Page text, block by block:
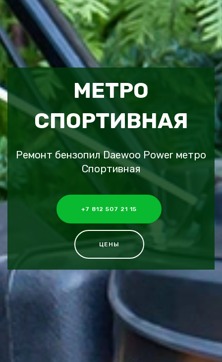
МЕТРО
СПОРТИВНАЯ
Ремонт бензопил Daewoo Power метро
Спортивная
+7 812 507 21 15
ЦЕНЫ